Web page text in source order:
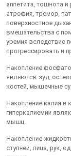
аппетита, тошнота
атрофия, тремор,
поверхностное
вмешательства с
уремия вследствие
прогрессировать и
Накопление
являются: зуд,
костей, мышечные
Накопление калия в
гиперкалиемии
мышц.
Накопление
ступней, лица, рук,